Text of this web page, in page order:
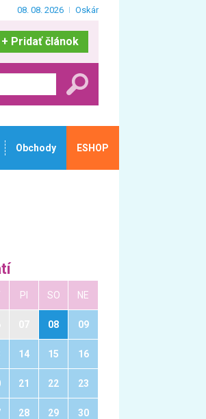
08. 08. 2026 Oskár
+ Pridať článok
Obchody ESHOP
PI SO NE
08 09
14 15 16
21 22 23
28 29 30